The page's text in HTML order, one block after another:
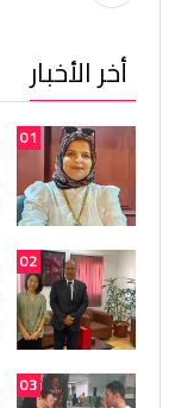
أخر الأخبار
01
02
03